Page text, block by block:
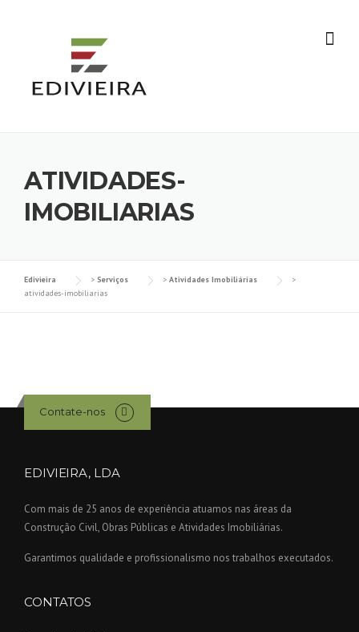
ATIVIDADES-
IMOBILIARIAS
Edivieira > Serviços > Atividades Imobiliárias
>
atividades-imobiliarias
Contate-nos
EDIVIEIRA, LDA
Com mais de 25 anos de experiência atuamos nas áreas da
Construção Civil, Obras Públicas e Atividades Imobiliárias.
Garantimos qualidade e profissionalismo nos trabalhos executados.
CONTATOS